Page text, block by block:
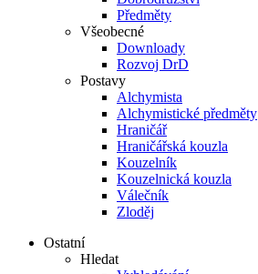
Předměty
Všeobecné
Downloady
Rozvoj DrD
Postavy
Alchymista
Alchymistické předměty
Hraničář
Hraničářská kouzla
Kouzelník
Kouzelnická kouzla
Válečník
Zloděj
Ostatní
Hledat